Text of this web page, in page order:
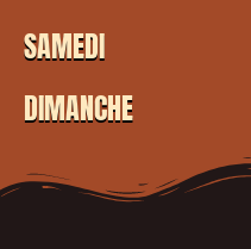
SAMEDI
DIMANCHE